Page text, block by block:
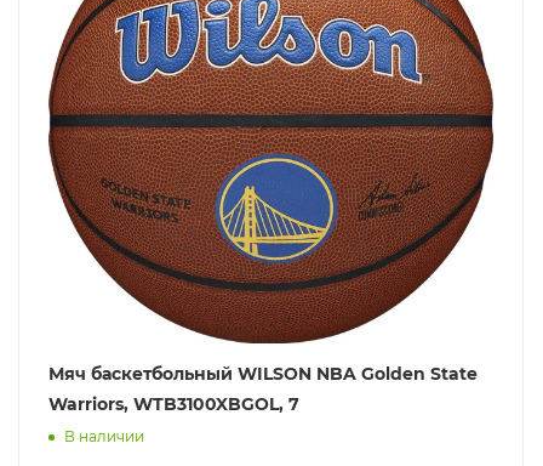
Мяч баскетбольный WILSON NBA Golden State
Warriors, WTB3100XBGOL, 7
В наличии